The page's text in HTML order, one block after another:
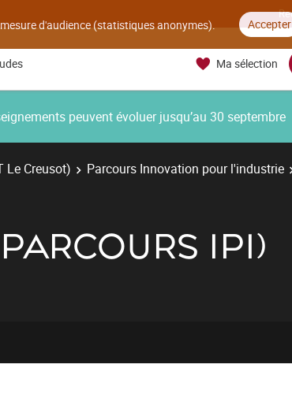
d'audience (statistiques anonymes). Accepter
Ma sélection
peuvent évoluer jusqu’au 30 septembre
Le Creusot) Parcours Innovation pour l'industrie
IPI)